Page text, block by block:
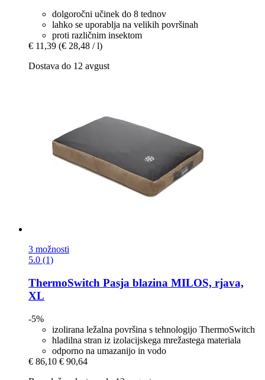
dolgoročni učinek do 8 tednov
lahko se uporablja na velikih površinah
proti različnim insektom
€ 11,39 (€ 28,48 / l)
Dostava do 12 avgust
3 možnosti
5.0 (1)
ThermoSwitch Pasja blazina MILOS, rjava,
XL
-5%
izolirana ležalna površina s tehnologijo ThermoSwitch
hladilna stran iz izolacijskega mrežastega materiala
odporno na umazanijo in vodo
€ 86,10 € 90,64